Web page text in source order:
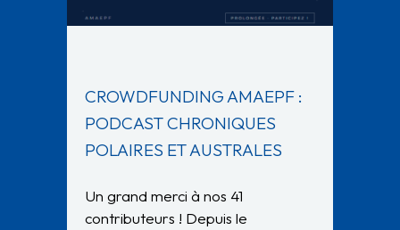
CROWDFUNDING AMAEPF :
PODCAST CHRONIQUES
POLAIRES ET AUSTRALES
Un grand merci à nos 41
contributeurs ! Depuis le